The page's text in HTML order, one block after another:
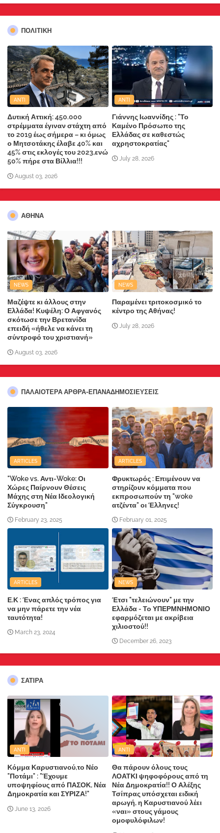
ΠΟΛΙΤΙΚΗ
ANTI
Δυτική Αττική: 450.000
στρέμματα έγιναν στάχτη από
το 2019 έως σήμερα – κι όμως
ο Μητσοτάκης έλαβε 40% και
45% στις εκλογές του 2023,ενώ
50% πήρε στα Βίλλια!!!
August 03, 2026
ANTI
Γιάννης Ιωαννίδης : "Το
Καμένο Πρόσωπο της
Ελλάδας σε καθεστώς
αχρηστοκρατίας"
July 28, 2026
ΑΘΗΝΑ
NEWS
Μαζέψτε κι άλλους στην
Ελλάδα! Κυψέλη: Ο Αφγανός
σκότωσε την Βρετανίδα
επειδή «ήθελε να κάνει τη
σύντροφό του χριστιανή»
August 03, 2026
NEWS
Παραμένει τριτοκοσμικό το
κέντρο της Αθήνας!
July 28, 2026
ΠΑΛΑΙΟΤΕΡΑ ΑΡΘΡΑ-ΕΠΑΝΑΔΗΜΟΣΙΕΥΣΕΙΣ
ARTICLES
"Woke vs. Αντι-Woke: Οι
Χώρες Παίρνουν Θέσεις
Μάχης στη Νέα Ιδεολογική
Σύγκρουση"
February 23, 2025
ARTICLES
Φρυκτωρός : Επιμένουν να
στηρίζουν κόμματα που
εκπροσωπούν τη "woke
ατζέντα" οι Έλληνες!
February 01, 2025
ARTICLES
Ε.Κ : Ένας απλός τρόπος για
να μην πάρετε την νέα
ταυτότητα!
March 23, 2024
NEWS
Έτσι "τελειώνουν" με την
Ελλάδα - Το ΥΠΕΡΜΝΗΜΟΝΙΟ
εφαρμόζεται με ακρίβεια
χιλιοστού!!
December 26, 2023
ΣΑΤΙΡΑ
ANTI
Κόμμα Καρυστιανού,το Νέο
"Ποτάμι" : "Έχουμε
υποψηφίους από ΠΑΣΟΚ, Νέα
Δημοκρατία και ΣΥΡΙΖΑ!"
June 13, 2026
ANTI
Θα πάρουν όλους τους
ΛΟΑΤΚΙ ψηφοφόρους από τη
Νέα Δημοκρατία!! Ο Αλέξης
Τσίπρας υπόσχεται ειδική
αρωγή, η Καρυστιανού λέει
«ναι» στους γάμους
ομοφυλόφιλων!